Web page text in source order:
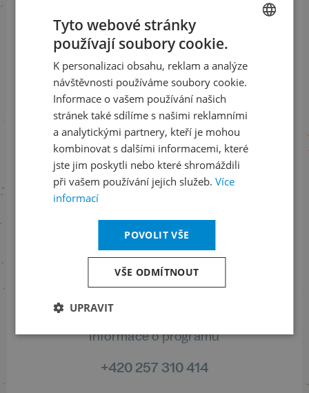
Přihlaste se k našemu newsletteru
a buďte jako první v obraze
ODEBÍRAT NEWSLETTER
Sledujte nás na sociálních sítích
LinkedIn
flickr
Informace o stavu objednávek
+420 461 049 232
Informace o programu
+420 257 310 414
ENGLISH
Tyto webové stránky
používají soubory cookie.
K personalizaci obsahu, reklam a analýze
návštěvnosti používáme soubory cookie.
Informace o vašem používání našich
stránek také sdílíme s našimi reklamními
a analytickými partnery, kteří je mohou
kombinovat s dalšími informacemi, které
jste jim poskytli nebo které shromáždili
při vašem používání jejich služeb. Více
informací
POVOLIT VŠE
VŠE ODMÍTNOUT
UPRAVIT